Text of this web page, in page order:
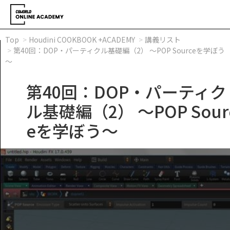
Top Houdini COOKBOOK +ACADEMY
講義リスト
第40回：DOP・パーティクル基礎編（2） ～POP Sourceを学ぼう
～
第40回：DOP・パーティク
ル基礎編（2） ～POP
eを学ぼう～